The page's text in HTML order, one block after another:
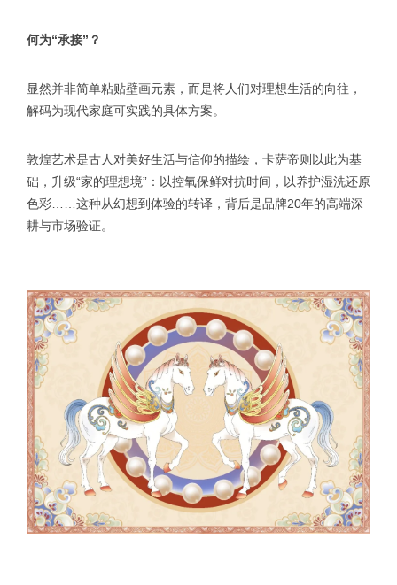
何为“承接”？
显然并非简单粘贴壁画元素，而是将人们对理想生活的向往，
解码为现代家庭可实践的具体方案。
敦煌艺术是古人对美好生活与信仰的描绘，卡萨帝则以此为基
础，升级“家的理想境”：以控氧保鲜对抗时间，以养护湿洗还原
色彩……这种从幻想到体验的转译，背后是品牌20年的高端深
耕与市场验证。